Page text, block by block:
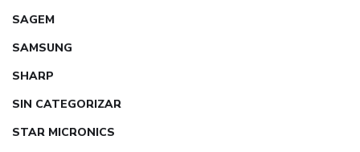
SAGEM
SAMSUNG
SHARP
SIN CATEGORIZAR
STAR MICRONICS